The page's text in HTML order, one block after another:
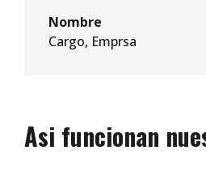
Nombre
Cargo, Emprsa
Asi funcionan